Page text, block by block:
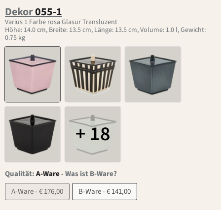
Dekor055-1
Varius 1 Farbe rosa Glasur Transluzent
Höhe: 14.0 cm, Breite: 13.5 cm, Länge: 13.5 cm, Volume: 1.0 l, Gewicht:
0.75 kg
+ 18
Qualität:A-Ware-Was ist B-Ware?
A-Ware - € 176,00
B-Ware - € 141,00